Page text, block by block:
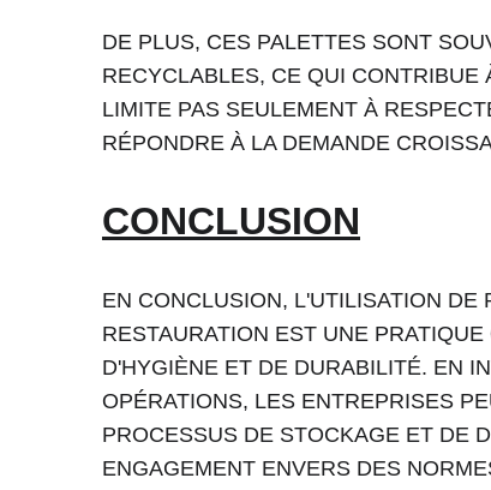
DE PLUS, CES PALETTES SONT
RECYCLABLES, CE QUI
LIMITE PAS SEULEMENT À
RÉPONDRE À LA DEMANDE
CONCLUSION
EN CONCLUSION, L'UTILISATION
RESTAURATION EST UNE
D'HYGIÈNE ET DE DURABILITÉ. EN
OPÉRATIONS, LES ENTREPRISES
PROCESSUS DE STOCKAGE ET DE
ENGAGEMENT ENVERS DES